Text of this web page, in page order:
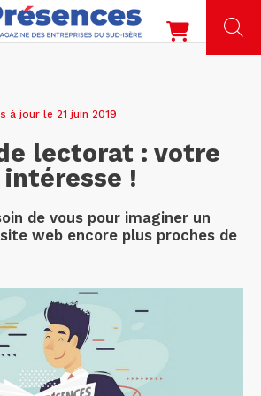
à jour le 21 juin 2019
lectorat : votre
!
de vous pour imaginer un
web encore plus proches de